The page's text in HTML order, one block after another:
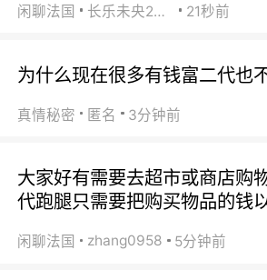
闲聊法国 长乐未央2015 21秒前
为什么现在很多有钱富二代也
真情秘密 匿名 3分钟前
大家好有需要去超市或商店购
代跑腿只需要把购买物品的钱
闲聊法国 zhang0958 5分钟前